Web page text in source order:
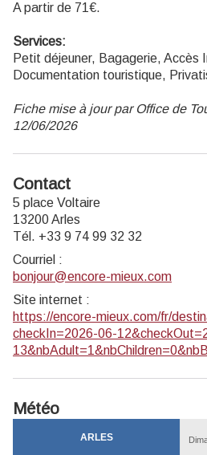
A partir de 71€.
Services:
Petit déjeuner, Bagagerie, Accès
Documentation touristique,
Fiche mise à jour par Office de
12/06/2026
Contact
5 place Voltaire
13200 Arles
Tél. +33 9 74 99 32 32
Courriel :
bonjour@encore-mieux.com
Site internet :
https://encore-mieux.com/fr/
checkIn=2026-06-
Météo